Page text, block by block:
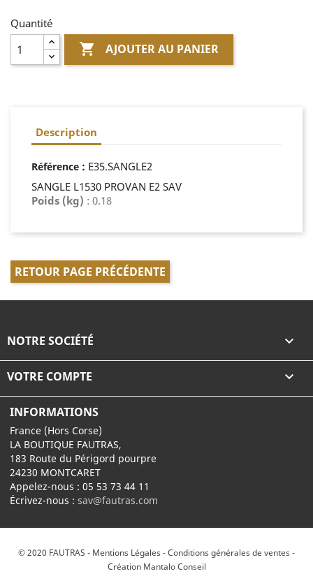
Quantité
 AJOUTER AU PANIER
Description
Référence : E35.SANGLE2
SANGLE L1530 PROVAN E2 SAV
Poids (kg) : 0.18
RETOUR PAGE PRÉCÉDENTE
NOTRE SOCIÉTÉ 
VOTRE COMPTE 
INFORMATIONS
France (Hors Corse)
LA BOUTIQUE FAUTRAS,
183 Route du Périgord pourpre
24230 MONTCARET
Appelez-nous :05 53 73 44 11
Écrivez-nous :sav@fautras.com
© 2020 FAUTRAS - Mentions Légales - Conditions générales de ventes -
Création Mantalo Conseil